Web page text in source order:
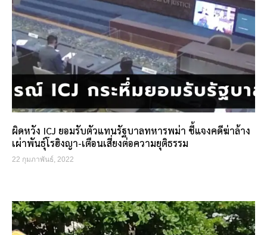
ผิดหวัง ICJ ยอมรับตัวแทนรัฐบาลทหารพม่า ชี้แจงคดีฆ่าล้าง
เผ่าพันธุ์โรฮิงญา-เตือนเสี่ยงต่อความยุติธรรม
22 กุมภาพันธ์, 2022